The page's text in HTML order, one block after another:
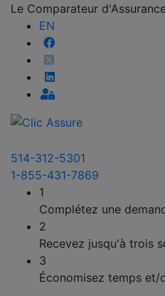
Le Comparateur
EN
514-312-5301
1-855-431-7869
1
Complétez une
2
Recevez jusqu'à trois
3
Économisez temps et/